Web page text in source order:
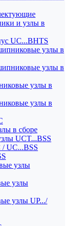
и узлы в
UC...BHTS
узлы в
узлы в
узлы в
узлы в
в сборе
UCT...BSS
UC...BSS
узлы
узлы
узлы UP.../